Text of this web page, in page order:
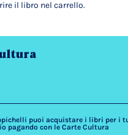
il libro nel carrello.
puoi acquistare i libri per i
pagando con le Carte Cultura